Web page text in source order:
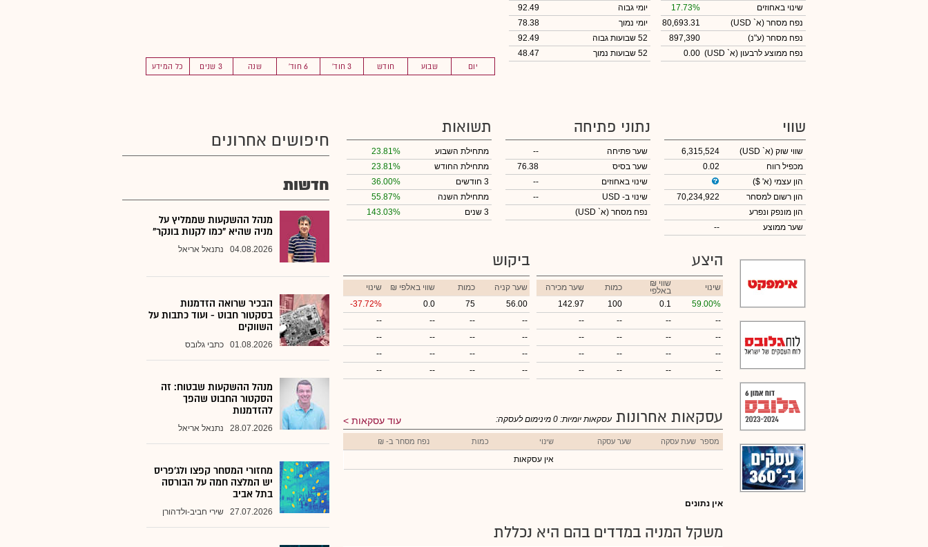
יום שבוע חודש 3 חוד' 6 חוד' שנה 3 שנים כל המידע
שינוי באחוזים
17.73%
נפח מסחר (א` USD)
80,693.31
נפח מסחר (ע"נ)
897,390
נפח ממוצע לרבעון (א` USD)
0.00
יומי גבוה
92.49
יומי נמוך
78.38
52 שבועות גבוה
92.49
52 שבועות נמוך
48.47
שווי
שווי שוק (א` USD)
6,315,524
מכפיל רווח
0.02
הון עצמי (א' $)
הון רשום למסחר
70,234,922
הון מונפק ונפרע
שער ממוצע
--
נתוני פתיחה
שער פתיחה
--
שער בסיס
76.38
שינוי באחוזים
--
שינוי ב- USD
--
נפח מסחר (א` USD)
תשואות
מתחילת השבוע
23.81%
מתחילת החודש
23.81%
3 חודשים
36.00%
מתחילת השנה
55.87%
3 שנים
143.03%
היצע
שינוי ₪ שווי
באלפי כמות
שער מכירה
59.00%
0.1
100
142.97
--
--
--
--
--
--
--
--
--
--
--
--
--
--
--
--
ביקוש
שער קניה כמות ₪ שווי באלפי
שינוי
56.00
75
0.0
-37.72%
--
--
--
--
--
--
--
--
--
--
--
--
--
--
--
--
עסקאות אחרונות עוד עסקאות עסקאות יומיות: 0 מינימום לעסקה:
מספר שעת עסקה שער עסקה שינוי כמות נפח מסחר ב- ₪
אין עסקאות
אין נתונים
משקל המניה במדדים בהם היא נכללת
חיפושים אחרונים
חדשות
מנהל ההשקעות שממליץ על
מניה שהיא "כמו לקנות בונקר"
04.08.2026 נתנאל אריאל
הבכיר שרואה הזדמנות
בסקטור חבוט - ועוד כתבות על
השווקים
01.08.2026 כתבי גלובס
מנהל ההשקעות שבטוח: זה
הסקטור החבוט שהפך
להזדמנות
28.07.2026 נתנאל אריאל
מחזורי המסחר קפצו ולג'פריס
יש המלצה חמה על הבורסה
בתל אביב
27.07.2026 שירי חביב-ולדהורן